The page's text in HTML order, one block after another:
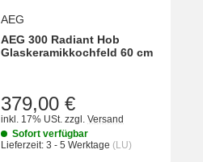
AEG
AEG 300 Radiant Hob
Glaskeramikkochfeld 60 cm
379,00 €
inkl. 17% USt. zzgl. Versand
Sofort verfügbar
Lieferzeit: 3 - 5 Werktage (LU)